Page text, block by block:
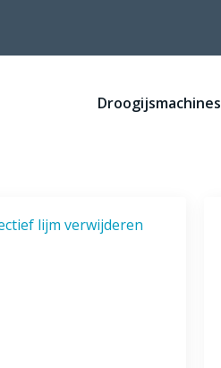
Droogijsmachines